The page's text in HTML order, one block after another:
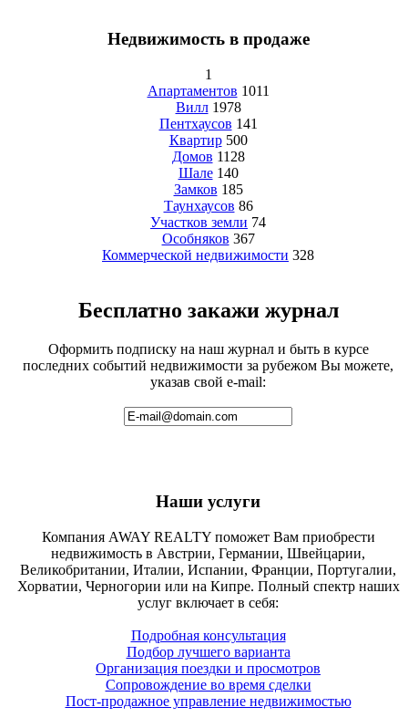
Недвижимость в продаже
1
Апартаментов 1011
Вилл 1978
Пентхаусов 141
Квартир 500
Домов 1128
Шале 140
Замков 185
Таунхаусов 86
Участков земли 74
Особняков 367
Коммерческой недвижимости 328
Бесплатно закажи журнал
Оформить подписку на наш журнал и быть в курсе
последних событий недвижимости за рубежом Вы можете,
указав свой e-mail:
Наши услуги
Компания AWAY REALTY поможет Вам приобрести
недвижимость в Австрии, Германии, Швейцарии,
Великобритании, Италии, Испании, Франции, Португалии,
Хорватии, Черногории или на Кипре. Полный спектр наших
услуг включает в себя:
Подробная консультация
Подбор лучшего варианта
Организация поездки и просмотров
Сопровождение во время сделки
Пост-продажное управление недвижимостью